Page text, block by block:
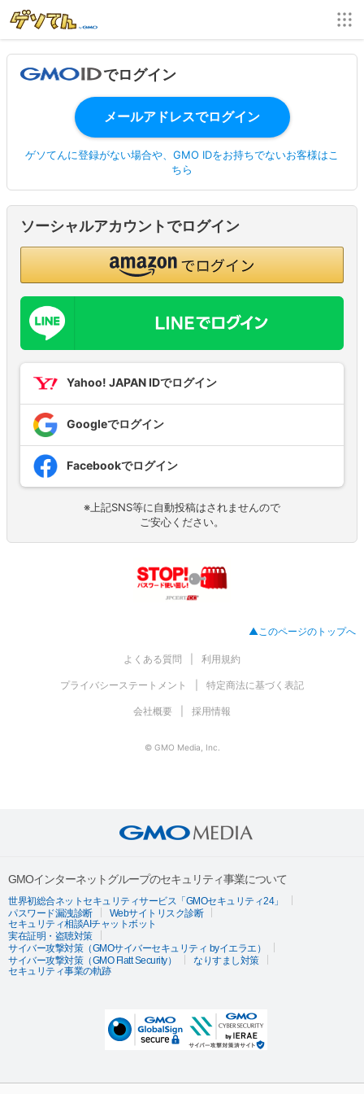
でログイン
ゲソてんに登録がない場合や、GMO IDをお持ちでないお客様はこ
ちら
ソーシャルアカウントでログイン
Yahoo! JAPAN IDでログイン
Googleでログイン
Facebookでログイン
※上記SNS等に自動投稿はされませんので
ご安心ください。
▲このページのトップへ
よくある質問 利用規約
プライバシーステートメント 特定商法に基づく表記
会社概要 採用情報
© GMO Media, Inc.
GMOインターネットグループのセキュリティ事業について
世界初総合ネットセキュリティサービス「GMOセキュリティ24」
パスワード漏洩診断
Webサイトリスク診断
セキュリティ相談AIチャットボット
実在証明・盗聴対策
サイバー攻撃対策（GMOサイバーセキュリティ byイエラエ）
サイバー攻撃対策（GMO Flatt Security）
なりすまし対策
セキュリティ事業の軌跡